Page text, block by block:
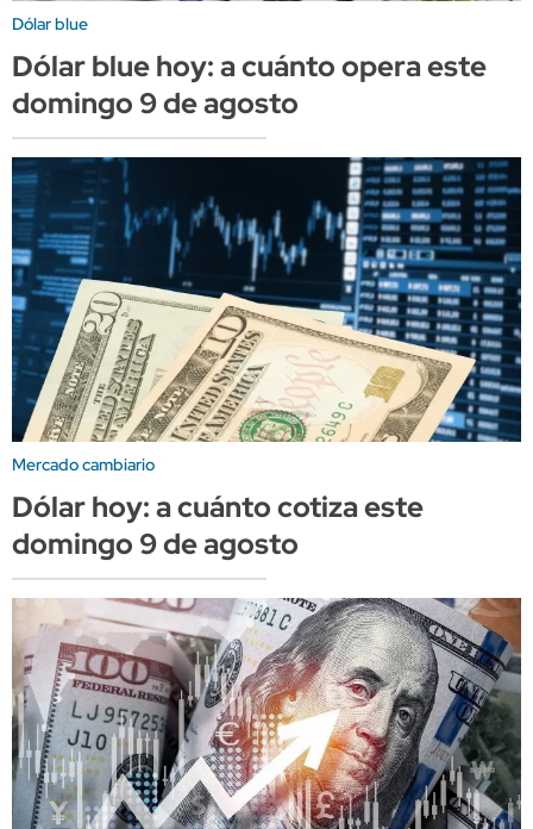
Dólar blue
Dólar blue hoy: a cuánto opera este
domingo 9 de agosto
Mercado cambiario
Dólar hoy: a cuánto cotiza este
domingo 9 de agosto